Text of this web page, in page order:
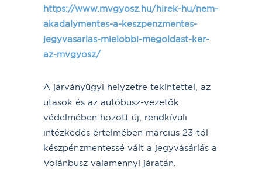
https://www.mvgyosz.hu/hirek-hu/nem-
akadalymentes-a-keszpenzmentes-
jegyvasarlas-mielobbi-megoldast-ker-
az-mvgyosz/
A járványügyi helyzetre tekintettel, az
utasok és az autóbusz-vezetők
védelmében hozott új, rendkívüli
intézkedés értelmében március 23-tól
készpénzmentessé vált a jegyvásárlás a
Volánbusz valamennyi járatán.